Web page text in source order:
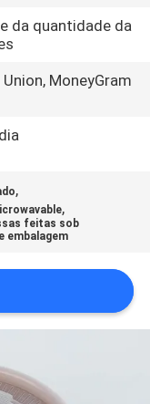
da quantidade da
MoneyGram
,
,
feitas sob
embalagem